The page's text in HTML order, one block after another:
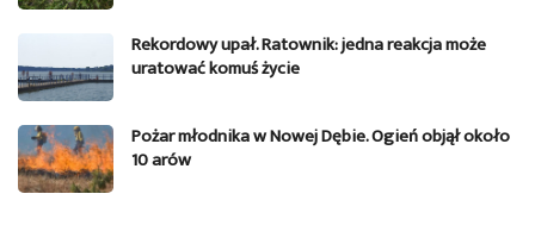
Rekordowy upał. Ratownik: jedna reakcja może
uratować komuś życie
Pożar młodnika w Nowej Dębie. Ogień objął około
10 arów